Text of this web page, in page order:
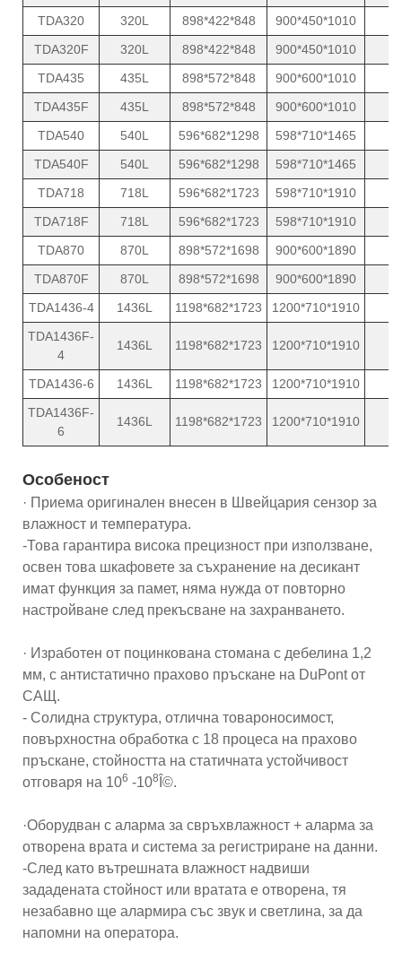
TDA320
320L 898*422*848 900*450*1010
TDA320F
320L 898*422*848 900*450*1010
TDA435
435L 898*572*848 900*600*1010
TDA435F
435L 898*572*848 900*600*1010
TDA540
540L 596*682*1298 598*710*1465
TDA540F
540L 596*682*1298 598*710*1465
TDA718
718L 596*682*1723 598*710*1910
TDA718F
718L 596*682*1723 598*710*1910
TDA870
870L 898*572*1698 900*600*1890
TDA870F
870L 898*572*1698 900*600*1890
TDA1436-4
1436L 1198*682*1723 1200*710*1910
TDA1436F-
4
1436L 1198*682*1723 1200*710*1910
TDA1436-6 1436L 1198*682*1723 1200*710*1910
TDA1436F-
6
1436L 1198*682*1723 1200*710*1910
Особеност
· Приема оригинален внесен в Швейцария сензор за
влажност и температура.
-Това гарантира висока прецизност при използване,
освен това шкафовете за съхранение на десикант
имат функция за памет, няма нужда от повторно
настройване след прекъсване на захранването.
· Изработен от поцинкована стомана с дебелина 1,2
мм, с антистатично прахово пръскане на DuPont от
САЩ.
- Солидна структура, отлична товароносимост,
повърхностна обработка с 18 процеса на прахово
пръскане, стойността на статичната устойчивост
отговаря на 106 -108 Î©.
·Оборудван с аларма за свръхвлажност + аларма за
отворена врата и система за регистриране на данни.
-След като вътрешната влажност надвиши
зададената стойност или вратата е отворена, тя
незабавно ще алармира със звук и светлина, за да
напомни на оператора.